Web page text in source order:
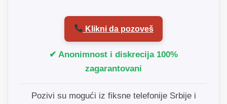
Klikni da pozoveš
✔ Anonimnost i diskrecija 100%
zagarantovani
Pozivi su mogući iz fiksne telefonije Srbije i